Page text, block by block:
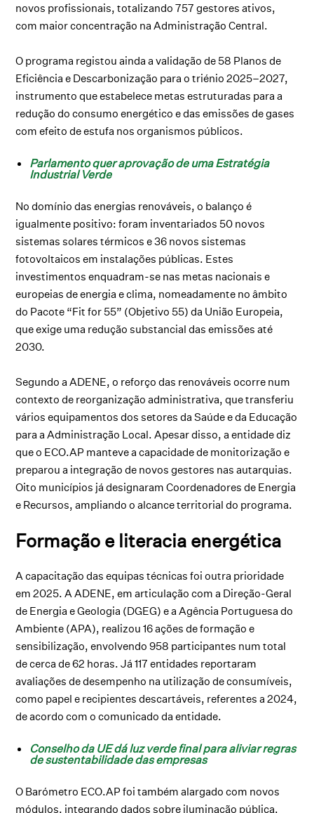
novos profissionais, totalizando 757 gestores ativos,
com maior concentração na Administração Central.
O programa registou ainda a validação de 58 Planos de
Eficiência e Descarbonização para o triénio 2025–2027,
instrumento que estabelece metas estruturadas para a
redução do consumo energético e das emissões de gases
com efeito de estufa nos organismos públicos.
Parlamento quer aprovação de uma Estratégia
Industrial Verde
No domínio das energias renováveis, o balanço é
igualmente positivo: foram inventariados 50 novos
sistemas solares térmicos e 36 novos sistemas
fotovoltaicos em instalações públicas. Estes
investimentos enquadram-se nas metas nacionais e
europeias de energia e clima, nomeadamente no âmbito
do Pacote “Fit for 55” (Objetivo 55) da União Europeia,
que exige uma redução substancial das emissões até
2030.
Segundo a ADENE, o reforço das renováveis ocorre num
contexto de reorganização administrativa, que transferiu
vários equipamentos dos setores da Saúde e da Educação
para a Administração Local. Apesar disso, a entidade diz
que o ECO.AP manteve a capacidade de monitorização e
preparou a integração de novos gestores nas autarquias.
Oito municípios já designaram Coordenadores de Energia
e Recursos, ampliando o alcance territorial do programa.
Formação e literacia energética
A capacitação das equipas técnicas foi outra prioridade
em 2025. A ADENE, em articulação com a Direção-Geral
de Energia e Geologia (DGEG) e a Agência Portuguesa do
Ambiente (APA), realizou 16 ações de formação e
sensibilização, envolvendo 958 participantes num total
de cerca de 62 horas. Já 117 entidades reportaram
avaliações de desempenho na utilização de consumíveis,
como papel e recipientes descartáveis, referentes a 2024,
de acordo com o comunicado da entidade.
Conselho da UE dá luz verde final para aliviar regras
de sustentabilidade das empresas
O Barómetro ECO.AP foi também alargado com novos
módulos, integrando dados sobre iluminação pública,